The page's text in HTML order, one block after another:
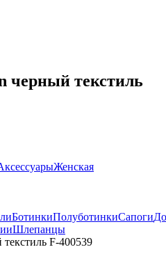
черный текстиль
Женская
БотинкиПолуботинкиСапоги
Шлепанцы
F-400539